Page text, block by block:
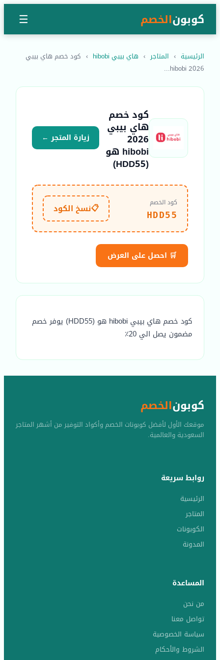
كوبونالخصم ☰
الرئيسية › المتاجر › هاي بيبي hibobi › كود خصم هاي بيبي
2026 hibobi...
كود خصم
هاي بيبي
2026
hibobi هو
(HDD55)
زيارة المتجر ←
كود الخصم
HDD55
📋نسخ الكود
🛒 احصل على العرض
كود خصم هاي بيبي hibobi هو (HDD55) يوفر خصم
مضمون يصل الي 20٪
كوبونالخصم
موقعك الأول لأفضل كوبونات الخصم وأكواد التوفير من أشهر المتاجر
السعودية والعالمية.
روابط سريعة
الرئيسية
المتاجر
الكوبونات
المدونة
المساعدة
من نحن
تواصل معنا
سياسة الخصوصية
الشروط والأحكام